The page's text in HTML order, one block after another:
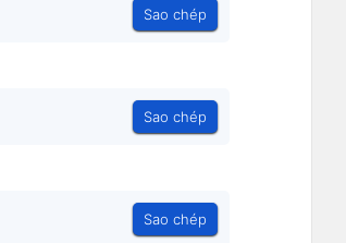
Sao chép
Sao chép
Sao chép